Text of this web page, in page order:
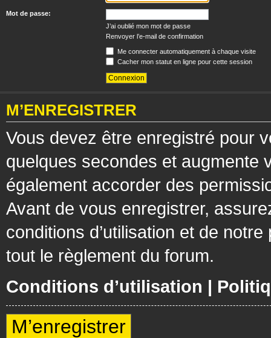
Mot de passe:
J’ai oublié mon mot de passe
Renvoyer l’e-mail de confirmation
Me connecter automatiquement à chaque visite
Cacher mon statut en ligne pour cette session
M’ENREGISTRER
Vous devez être enregistré pour
quelques secondes et augmente
également accorder des
Avant de vous enregistrer,
conditions d’utilisation et de
tout le règlement du forum.
Conditions d’utilisation |
M’enregistrer